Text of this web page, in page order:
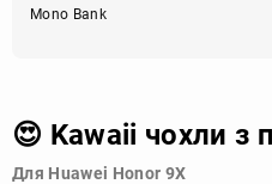
Mono Bank
😍 Kawaii чохли з
Для Huawei Honor 9X